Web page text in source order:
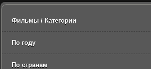
Фильмы / Категории
По году
По странам